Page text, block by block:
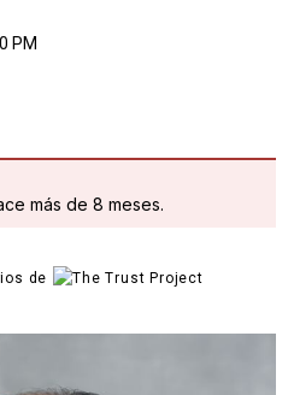
PM
más de 8 meses.
de